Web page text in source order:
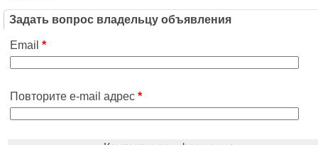
Задать вопрос владельцу объявления
Email *
Повторите e-mail адрес *